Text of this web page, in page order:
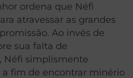
ordena que Néfi
atravessar as grandes
Ao invés de
sua falta de
Néfi simplismente
a fim de encontrar minério